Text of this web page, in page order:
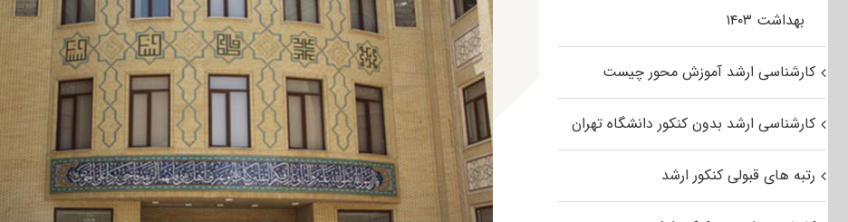
بهداشت ۱۴۰۳
کارشناسی ارشد آموزش محور چیست
کارشناسی ارشد بدون کنکور دانشگاه تهران
رتبه های قبولی کنکور ارشد